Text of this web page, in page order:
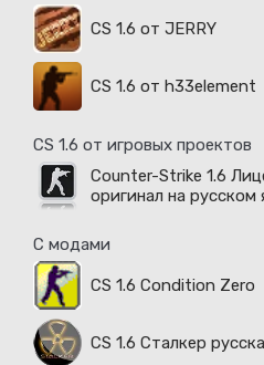
CS 1.6 от JERRY
CS 1.6 от h33element
CS 1.6 от игровых проектов
Counter-Strike 1.6
оригинал на
С модами
CS 1.6 Condition Zero
CS 1.6 Сталкер